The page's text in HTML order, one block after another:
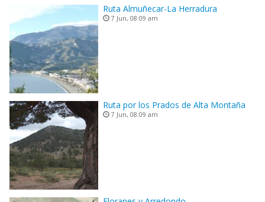
Ruta Almuñecar-La Herradura
7 Jun, 08:09 am
Ruta por los Prados de Alta Montaña
7 Jun, 08:09 am